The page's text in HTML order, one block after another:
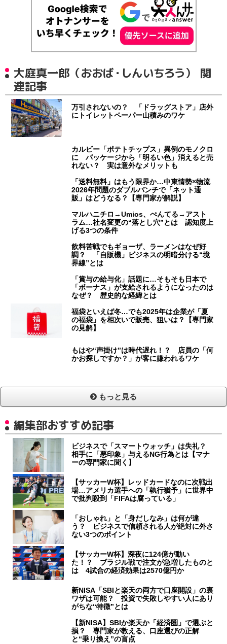
大庭真一郎（おおば・しんいちろう） 関
連記事
万引されないの？ 「ドラッグストア」店外
にトイレットペーパー山積みのワケ
カルビー「ポテトチップス」異例のモノクロ
に パッケージから「明るい色」消えると売
れない？ 実は意外なメリットも
「送料無料」はもう限界か…中東情勢×物流
2026年問題のダブルパンチで「ネット通
販」はどうなる？【専門家が解説】
マルハニチロ→Umios、ぺんてる→アスト
ラム…社名変更の“落とし穴”とは 認知度上
げる3つの条件
飲料苦戦でもギョーザ、ラーメンはなぜ好
調？ 「自販機」ビジネスの明暗分ける“境
界線”とは
「賞与の給与化」話題に…そもそも日本で
「ボーナス」が支給されるようになったのは
なぜ？ 歴史的な経緯とは
福袋といえば冬…でも2025年は企業が「夏
の福袋」を相次いで販売、狙いは？【専門家
の見解】
もはや“声掛け”は時代遅れ！？ 店員の「何
かお探しですか？」が客に嫌われるワケ
もっと見る
編集部おすすめ記事
ビジネスで「スマートウォッチ」は失礼？
相手に「悪印象」与えるNG行為とは【マナ
ーの専門家に聞く】
【サッカーW杯】レッドカードなのに次戦出
場…アメリカ選手への「執行猶予」に世界中
で批判殺到「FIFAは腐っている」
「おしゃれ」と「身だしなみ」は何が違
う？ ビジネスで信頼される人が絶対に外さ
ない3つのポイント
【サッカーW杯】深夜に124億が動い
た！？ ブラジル戦で注文が急増したものと
は 4試合の経済効果は2570億円か
新NISA「SBIと楽天の両方で口座開設」の裏
ワザは可能？ 投資で失敗しやすい人にあり
がちな“特徴”とは
【新NISA】SBIか楽天か「経済圏」で選ぶと
損？ 専門家が教える、口座選びの正解
と“乗り換え”の盲点